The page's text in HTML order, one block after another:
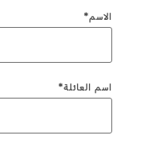
اختر
تحميل المواصفات
اكتشف فورد SYNC
جهة تحويل فورد برو
اكتشف مركبتك فورد
اكسسوارات
خدمة الصيانة
محاربات بروح وردية
الاسم*
اسم العائلة*